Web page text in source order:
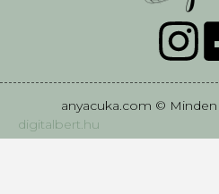
anyacuka.com ©
digitalbert.hu